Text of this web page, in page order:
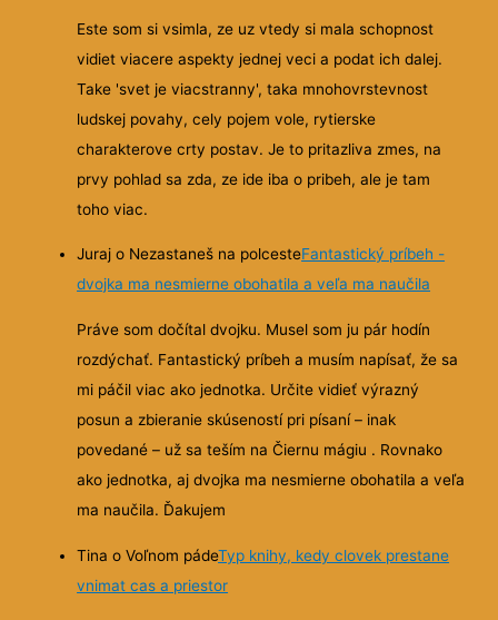
Este som si vsimla, ze uz vtedy si mala schopnost
vidiet viacere aspekty jednej veci a podat ich dalej.
Take 'svet je viacstranny', taka mnohovrstevnost
ludskej povahy, cely pojem vole, rytierske
charakterove crty postav. Je to pritazliva zmes, na
prvy pohlad sa zda, ze ide iba o pribeh, ale je tam
toho viac.
Juraj o Nezastaneš na polcesteFantastický príbeh -
dvojka ma nesmierne obohatila a veľa ma naučila
Práve som dočítal dvojku. Musel som ju pár hodín
rozdýchať. Fantastický príbeh a musím napísať, že sa
mi páčil viac ako jednotka. Určite vidieť výrazný
posun a zbieranie skúseností pri písaní – inak
povedané – už sa teším na Čiernu mágiu . Rovnako
ako jednotka, aj dvojka ma nesmierne obohatila a veľa
ma naučila. Ďakujem
Tina o Voľnom pádeTyp knihy, kedy clovek prestane
vnimat cas a priestor